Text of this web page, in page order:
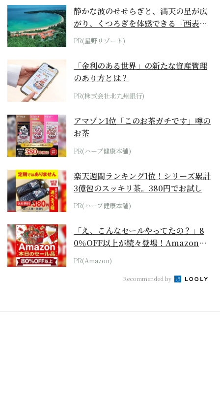
静かな波のせせらぎと、満天の星が広
がり、くつろぎを体感できる『西表島
ホテル by...
PR(星野リゾート)
「金利のある世界」の新たな資産管理
のあり方とは？
PR(株式会社北九州銀行)
アマゾン1位「このお茶ガチです」噂の
お茶
PR(ハーブ健康本舗)
楽天週間ランキング1位！シリーズ累計
3億包のスッキリ茶。380円でお試し
PR(ハーブ健康本舗)
「え、こんなセールやってたの？」8
0％OFF以上が続々登場！Amazonの
本気が...
PR(Amazon)
Recommended by